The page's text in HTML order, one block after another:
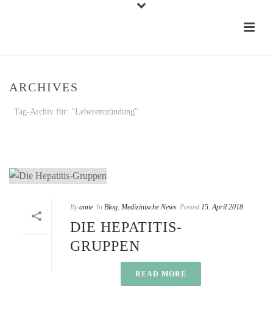
ARCHIVES
Tag-Archiv für: "Leberentzündung"
By anne In Blog, Medizinische News Posted 15. April 2018
DIE HEPATITIS-
GRUPPEN
READ MORE